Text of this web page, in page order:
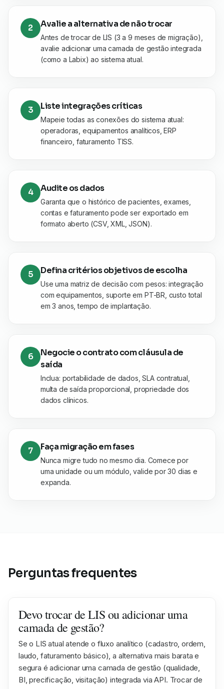
2 Avalie a alternativa de não trocar
Antes de trocar de LIS (3 a 9 meses de migração),
avalie adicionar uma camada de gestão integrada
(como a Labix) ao sistema atual.
3 Liste integrações críticas
Mapeie todas as conexões do sistema atual:
operadoras, equipamentos analíticos, ERP
financeiro, faturamento TISS.
4 Audite os dados
Garanta que o histórico de pacientes, exames,
contas e faturamento pode ser exportado em
formato aberto (CSV, XML, JSON).
5 Defina critérios objetivos de escolha
Use uma matriz de decisão com pesos: integração
com equipamentos, suporte em PT-BR, custo total
em 3 anos, tempo de implantação.
6
Negocie o contrato com cláusula de
saída
Inclua: portabilidade de dados, SLA contratual,
multa de saída proporcional, propriedade dos
dados clínicos.
7 Faça migração em fases
Nunca migre tudo no mesmo dia. Comece por
uma unidade ou um módulo, valide por 30 dias e
expanda.
Perguntas frequentes
Devo trocar de LIS ou adicionar uma
camada de gestão?
Se o LIS atual atende o fluxo analítico (cadastro, ordem,
laudo, faturamento básico), a alternativa mais barata e
segura é adicionar uma camada de gestão (qualidade,
BI, precificação, visitação) integrada via API. Trocar de